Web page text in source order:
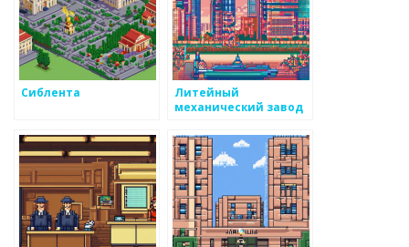
Сиблента
Литейный
механический завод